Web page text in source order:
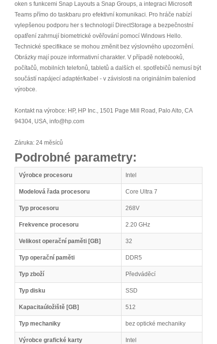
oken s funkcemi Snap Layouts a Snap Groups, a integraci Microsoft
Teams přímo do taskbaru pro efektivní komunikaci. Pro hráče nabízí
vylepšenou podporu her s technologií DirectStorage a bezpečnostní
opatření zahrnují biometrické ověřování pomocí Windows Hello.
Technické specifikace se mohou změnit bez výslovného upozornění.
Obrázky mají pouze informativní charakter. V případě notebooků,
počítačů, mobilních telefonů, tabletů a dalších el. spotřebičů nemusí být
součástí napájecí adaptér/kabel - v závislosti na originálním baleníod
výrobce.
Kontakt na výrobce: HP, HP Inc., 1501 Page Mill Road, Palo Alto, CA
94304, USA, info@hp.com
Záruka: 24 měsíců
Podrobné parametry:
Výrobce procesoru Intel
Modelová řada procesoru Core Ultra 7
Typ procesoru 268V
Frekvence procesoru 2.20 GHz
Velikost operační paměti [GB] 32
Typ operační paměti DDR5
Typ zboží Předváděcí
Typ disku SSD
Kapacitaúložiště [GB] 512
Typ mechaniky bez optické mechaniky
Výrobce grafické karty Intel